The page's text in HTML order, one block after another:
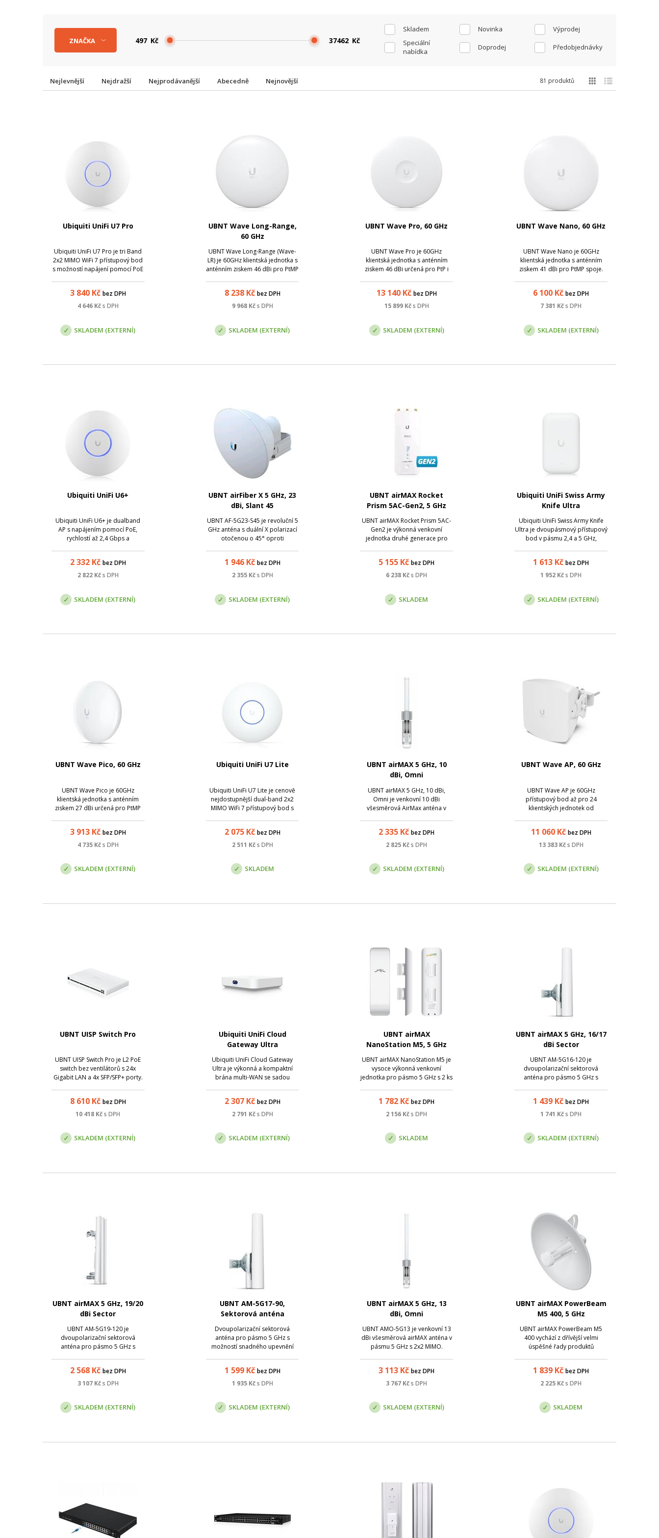
Skladem Novinka
Výprodej
Speciální
nabídka
Doprodej Předobjednávky
Kč Kč
ZNAČKA
Nejlevnější Nejdražší Nejprodávanější Abecedně Nejnovější 81 produktů
Ubiquiti UniFi U7 Pro
Ubiquiti UniFi U7 Pro je tri Band
2x2 MIMO WiFi 7 přístupový bod
s možností napájení pomocí PoE
3 840Kč bez DPH
4 646Kčs DPH
SKLADEM (EXTERNÍ)
UBNT Wave Long-Range,
60 GHz
UBNT Wave Long-Range (Wave-
LR) je 60GHz klientská jednotka s
anténním ziskem 46 dBi pro PtMP
8 238Kč bez DPH
9 968Kč s DPH
SKLADEM (EXTERNÍ)
UBNT Wave Pro, 60 GHz
UBNT Wave Pro je 60GHz
klientská jednotka s anténním
ziskem 46 dBi určená pro PtP i
13 140Kč bez DPH
15 899Kčs DPH
SKLADEM (EXTERNÍ)
UBNT Wave Nano, 60 GHz
UBNT Wave Nano je 60GHz
klientská jednotka s anténním
ziskem 41 dBi pro PtMP spoje.
6 100 Kč bez DPH
7 381 Kčs DPH
SKLADEM (EXTERNÍ)
Ubiquiti UniFi U6+
Ubiquiti UniFi U6+ je dualband
AP s napájením pomocí PoE,
rychlostí až 2,4 Gbps a
2 332Kč bez DPH
2 822Kčs DPH
SKLADEM (EXTERNÍ)
UBNT airFiber X 5 GHz, 23
dBi, Slant 45
UBNT AF-5G23-S45 je revoluční 5
GHz anténa s duální X polarizací
otočenou o 45° oproti
zarušeném prostředí než
kdykoliv dříve.
1 946Kč bez DPH
2 355Kč s DPH
SKLADEM (EXTERNÍ)
UBNT airMAX Rocket
Prism 5AC-Gen2, 5 GHz
UBNT airMAX Rocket Prism 5AC-
Gen2 je výkonná venkovní
jednotka druhé generace pro
zařízení nebo pro páteřní PtP
spoje. Jednotka podporuje
5 155 Kč bez DPH
6 238 Kčs DPH
SKLADEM
Ubiquiti UniFi Swiss Army
Knife Ultra
Ubiquiti UniFi Swiss Army Knife
Ultra je dvoupásmový přístupový
bod v pásmu 2,4 a 5 GHz,
standard 802.11ac (WiFi 5), s
podporou 2x2 MIMO a
1 613 Kč bez DPH
1 952 Kčs DPH
SKLADEM (EXTERNÍ)
UBNT Wave Pico, 60 GHz
UBNT Wave Pico je 60GHz
klientská jednotka s anténním
ziskem 27 dBi určená pro PtMP
3 913Kč bez DPH
4 735Kčs DPH
SKLADEM (EXTERNÍ)
Ubiquiti UniFi U7 Lite
Ubiquiti UniFi U7 Lite je cenově
nejdostupnější dual-band 2x2
MIMO WiFi 7 přístupový bod s
2 075Kč bez DPH
2 511 Kč s DPH
SKLADEM
UBNT airMAX 5 GHz, 10
dBi, Omni
UBNT airMAX 5 GHz, 10 dBi,
Omni je venkovní 10 dBi
všesměrová AirMax anténa v
2 335 Kč bez DPH
2 825 Kčs DPH
SKLADEM (EXTERNÍ)
UBNT Wave AP, 60 GHz
UBNT Wave AP je 60GHz
přístupový bod až pro 24
klientských jednotek od
11 060Kč bez DPH
13 383Kč s DPH
SKLADEM (EXTERNÍ)
UBNT UISP Switch Pro
UBNT UISP Switch Pro je L2 PoE
switch bez ventilátorů s 24x
Gigabit LAN a 4x SFP/SFP+ porty.
8 610Kč bez DPH
10 418 Kčs DPH
SKLADEM (EXTERNÍ)
Ubiquiti UniFi Cloud
Gateway Ultra
Ubiquiti UniFi Cloud Gateway
Ultra je výkonná a kompaktní
brána multi-WAN se sadou
vybavena jedním 2.5
Gigabitovým WAN portem a
2 307Kč bez DPH
2 791 Kč s DPH
SKLADEM (EXTERNÍ)
UBNT airMAX
NanoStation M5, 5 GHz
UBNT airMAX NanoStation M5 je
vysoce výkonná venkovní
jednotka pro pásmo 5 GHz s 2 ks
1 782 Kč bez DPH
2 156 Kčs DPH
SKLADEM
UBNT airMAX 5 GHz, 16/17
dBi Sector
UBNT AM-5G16-120 je
dvoupolarizační sektorová
anténa pro pásmo 5 GHz s
1 439 Kč bez DPH
1 741 Kčs DPH
SKLADEM (EXTERNÍ)
UBNT airMAX 5 GHz, 19/20
dBi Sector
UBNT AM-5G19-120 je
dvoupolarizační sektorová
anténa pro pásmo 5 GHz s
2 568Kč bez DPH
3 107Kčs DPH
SKLADEM (EXTERNÍ)
UBNT AM-5G17-90,
Sektorová anténa
17dBi, 90°
Dvoupolarizační sektorová
anténa pro pásmo 5 GHz s
možností snadného upevnění
1 599Kč bez DPH
1 935Kč s DPH
SKLADEM (EXTERNÍ)
UBNT airMAX 5 GHz, 13
dBi, Omni
UBNT AMO-5G13 je venkovní 13
dBi všesměrová airMAX anténa v
pásmu 5 GHz s 2x2 MIMO.
3 113 Kč bez DPH
3 767 Kčs DPH
SKLADEM (EXTERNÍ)
UBNT airMAX PowerBeam
M5 400, 5 GHz
UBNT airMAX PowerBeam M5
400 vychází z dřívější velmi
úspěšné řady produktů
konstrukci. Konstrukce byla
maximálně zjednodušena,
1 839 Kč bez DPH
2 225 Kčs DPH
SKLADEM